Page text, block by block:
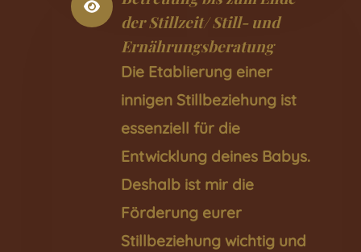
der Stillzeit/ Still- und
Ernährungsberatung
Die Etablierung einer
innigen Stillbeziehung ist
essenziell für die
Entwicklung deines Babys.
Deshalb ist mir die
Förderung eurer
Stillbeziehung wichtig und